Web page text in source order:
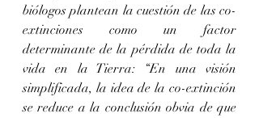
biólogos plantean la cuestión de las co-
extinciones como un factor
determinante de la pérdida de toda la
vida en la Tierra: “En una visión
simplificada, la idea de la co-extinción
se reduce a la conclusión obvia de que